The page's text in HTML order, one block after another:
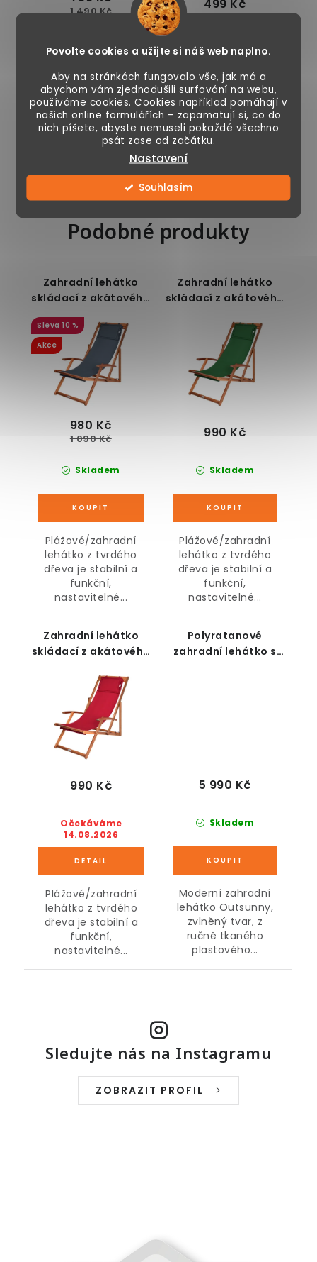
Povolte cookies a užijte si náš web naplno.
Aby na stránkách fungovalo vše, jak má a
abychom vám zjednodušili surfování na webu,
používáme cookies. Cookies například pomáhají v
našich online formulářích – zapamatují si, co do
nich píšete, abyste nemuseli pokaždé všechno
psát zase od začátku.
Nastavení
Souhlasím
1 490 Kč
Kulatý odkládací
stůl, tvrzené sklo, Ø
70 cm, robusní
nedostupné
499 Kč
Odkládací stolek,
skládací, vhodný na
balkon, terasu nebo
Podobné produkty
Zahradní lehátko
skládací z akátového
dřeva antracitové
10 %
Akce
Skladem
980 Kč
1 090 Kč
Plážové/zahradní
lehátko z tvrdého
dřeva je stabilní a
funkční,
nastavitelné...
Zahradní lehátko
skládací z akátového
Skladem
990 Kč
Plážové/zahradní
lehátko z tvrdého
dřeva je stabilní a
funkční,
nastavitelné...
Zahradní lehátko
skládací z akátového
Očekáváme
14.08.2026
990 Kč
Plážové/zahradní
lehátko z tvrdého
dřeva je stabilní a
funkční,
nastavitelné...
Polyratanové
zahradní lehátko s
Skladem
5 990 Kč
Moderní zahradní
lehátko Outsunny,
zvlněný tvar, z
ručně tkaného
plastového...
Sledujte nás na Instagramu
ZOBRAZIT PROFIL